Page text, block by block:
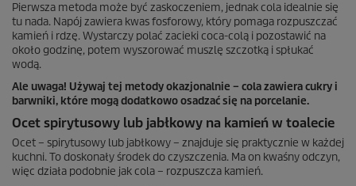
Pierwsza metoda może być zaskoczeniem, jednak cola idealnie się
tu nada. Napój zawiera kwas fosforowy, który pomaga rozpuszczać
kamień i rdzę. Wystarczy polać zacieki coca-colą i pozostawić na
około godzinę, potem wyszorować muszlę szczotką i spłukać
wodą.
Ale uwaga! Używaj tej metody okazjonalnie – cola zawiera cukry i
barwniki, które mogą dodatkowo osadzać się na porcelanie.
Ocet spirytusowy lub jabłkowy na kamień w toalecie
Ocet – spirytusowy lub jabłkowy – znajduje się praktycznie w każdej
kuchni. To doskonały środek do czyszczenia. Ma on kwaśny odczyn,
więc działa podobnie jak cola – rozpuszcza kamień.